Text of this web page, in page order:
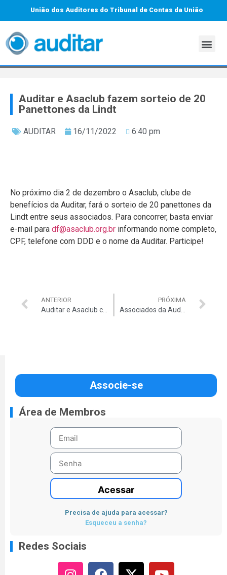
União dos Auditores do Tribunal de Contas da União
Auditar e Asaclub fazem sorteio de 20
Panettones da Lindt
AUDITAR 16/11/2022 6:40 pm
No próximo dia 2 de dezembro o Asaclub, clube de
benefícios da Auditar, fará o sorteio de 20 panettones da
Lindt entre seus associados. Para concorrer, basta enviar
e-mail para df@asaclub.org.br informando nome completo,
CPF, telefone com DDD e o nome da Auditar. Participe!
ANTERIOR PRÓXIMA
Associe-se
Área de Membros
Acessar
Precisa de ajuda para acessar?
Esqueceu a senha?
Redes Sociais